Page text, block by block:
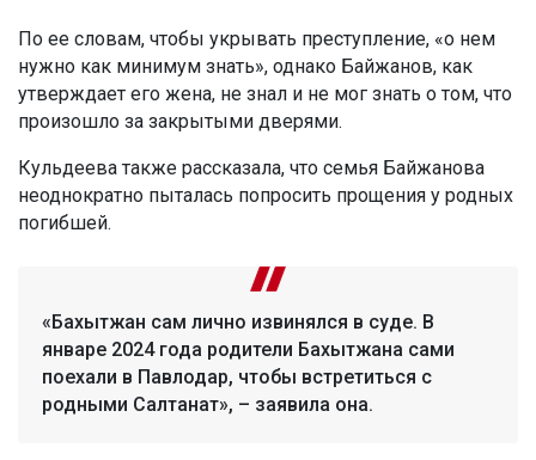
По ее словам, чтобы укрывать преступление, «о нем
нужно как минимум знать», однако Байжанов, как
утверждает его жена, не знал и не мог знать о том, что
произошло за закрытыми дверями.
Кульдеева также рассказала, что семья Байжанова
неоднократно пыталась попросить прощения у родных
погибшей.
«Бахытжан сам лично извинялся в суде. В
январе 2024 года родители Бахытжана сами
поехали в Павлодар, чтобы встретиться с
родными Салтанат», – заявила она.